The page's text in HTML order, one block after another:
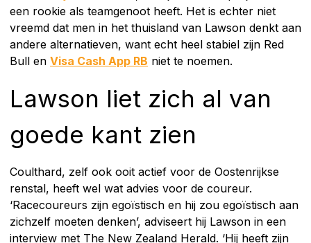
een rookie als teamgenoot heeft. Het is echter niet
vreemd dat men in het thuisland van Lawson denkt aan
andere alternatieven, want echt heel stabiel zijn Red
Bull en Visa Cash App RB niet te noemen.
Lawson liet zich al van
goede kant zien
Coulthard, zelf ook ooit actief voor de Oostenrijkse
renstal, heeft wel wat advies voor de coureur.
‘Racecoureurs zijn egoïstisch en hij zou egoïstisch aan
zichzelf moeten denken’, adviseert hij Lawson in een
interview met The New Zealand Herald. ‘Hij heeft zijn